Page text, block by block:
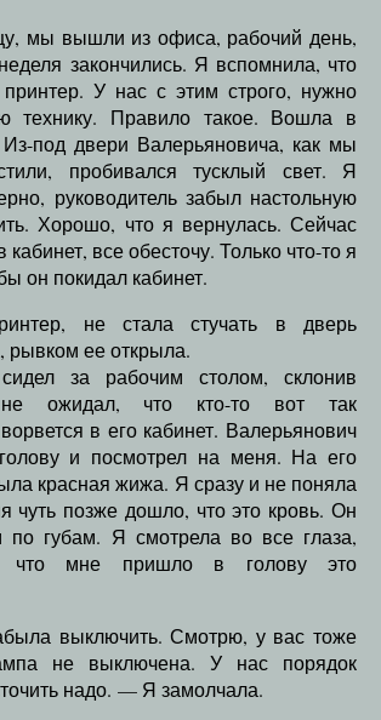
мы вышли из офиса, рабочий день,
закончились. Я вспомнила, что
У нас с этим строго, нужно
технику. Правило такое. Вошла в
под двери Валерьяновича, как мы
пробивался тусклый свет. Я
руководитель забыл настольную
Хорошо, что я вернулась. Сейчас
кабинет, все обесточу. Только что-то я
он покидал кабинет.
не стала стучать в дверь
рывком ее открыла.
сидел за рабочим столом, склонив
ожидал, что кто-то вот так
в его кабинет. Валерьянович
и посмотрел на меня. На его
красная жижа. Я сразу и не поняла
чуть позже дошло, что это кровь. Он
по губам. Я смотрела во все глаза,
что мне пришло в голову это
выключить. Смотрю, у вас тоже
не выключена. У нас порядок
надо. — Я замолчала.